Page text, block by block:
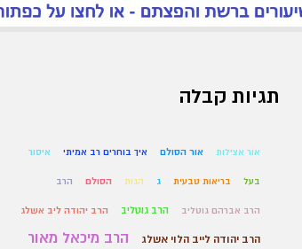
תגיות קבלה
אור אצילות אור הסולם איך בוחרים רב אמיתי איסור
בעל בריאות טבעית ג הגות הסולם הרב
הרב אברהם גוטליב הרב גוטליב הרב יהודה ליב אשלג
הרב יהודה לייב הלוי אשלג הרב מיכאל מאור